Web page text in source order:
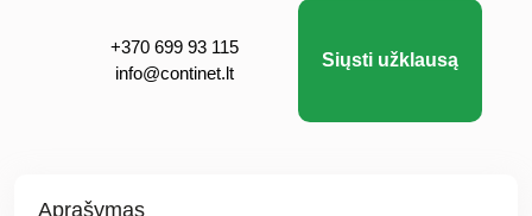
+370 699 93 115
info@continet.lt
Siųsti užklausą
Aprašymas